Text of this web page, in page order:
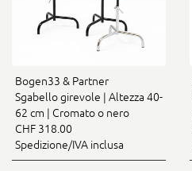
Bogen33 & Partner
Sgabello girevole | Altezza 40-
62 cm | Cromato o nero
CHF 318.00
Spedizione/IVA inclusa